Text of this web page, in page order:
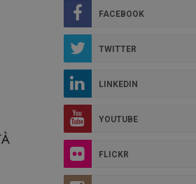
FACEBOOK
TWITTER
LINKEDIN
YOUTUBE
FLICKR